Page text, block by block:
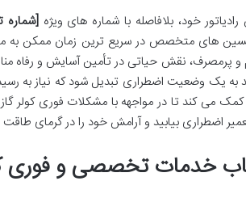
خود، بلافاصله با شماره های ویژه[شماره
های متخصص در سریع ترین زمان ممکن به
و پرمصرف، نقش حیاتی در تأمین آسایش و رفاه
به یک وضعیت اضطراری تبدیل شود که نیاز
می کند تا در مواجهه با مشکلات فوری کولر
اضطراری بیابید و آرامش خود را در گرمای طاقت
خدمات تخصصی و فوری